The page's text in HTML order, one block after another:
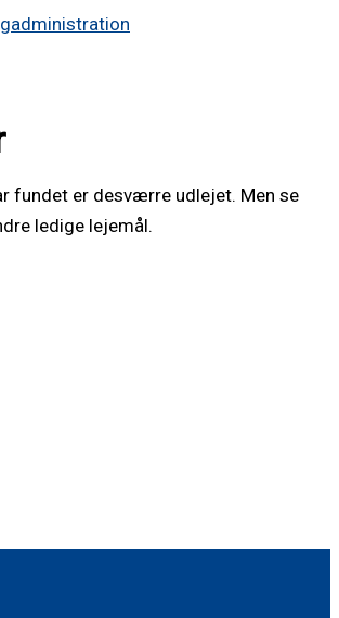
fundet er desværre udlejet. Men se
ledige lejemål.